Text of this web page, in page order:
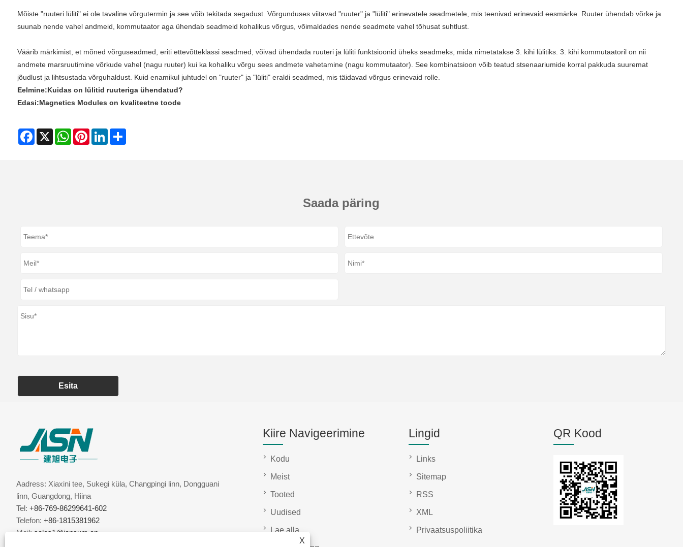
Mõiste "ruuteri lüliti" ei ole tavaline võrgutermin ja see võib tekitada segadust. Võrgunduses viitavad "ruuter" ja "lüliti" erinevatele seadmetele, mis teenivad erinevaid eesmärke. Ruuter ühendab võrke ja
suunab nende vahel andmeid, kommutaator aga ühendab seadmeid kohalikus võrgus, võimaldades nende seadmete vahel tõhusat suhtlust.
Väärib märkimist, et mõned võrguseadmed, eriti ettevõtteklassi seadmed, võivad ühendada ruuteri ja lüliti funktsioonid üheks seadmeks, mida nimetatakse 3. kihi lülitiks. 3. kihi kommutaatoril on nii
andmete marsruutimine võrkude vahel (nagu ruuter) kui ka kohaliku võrgu sees andmete vahetamine (nagu kommutaator). See kombinatsioon võib teatud stsenaariumide korral pakkuda suuremat
jõudlust ja lihtsustada võrguhaldust. Kuid enamikul juhtudel on "ruuter" ja "lüliti" eraldi seadmed, mis täidavad võrgus erinevaid rolle.
Eelmine:Kuidas on lülitid ruuteriga ühendatud?
Edasi:Magnetics Modules on kvaliteetne toode
Facebook
X WhatsAppPinterestLinkedInShare
Saada päring
Esita
X
Aadress: Xiaxini tee, Sukegi küla, Changpingi linn, Dongguani
linn, Guangdong, Hiina
Tel: +86-769-86299641-602
Telefon: +86-1815381962
Meil: sales1@jansum.cn
Kiire Navigeerimine
Kodu
Meist
Tooted
Uudised
Lae alla
Lingid
Links
Sitemap
RSS
XML
Privaatsuspoliitika
QR Kood